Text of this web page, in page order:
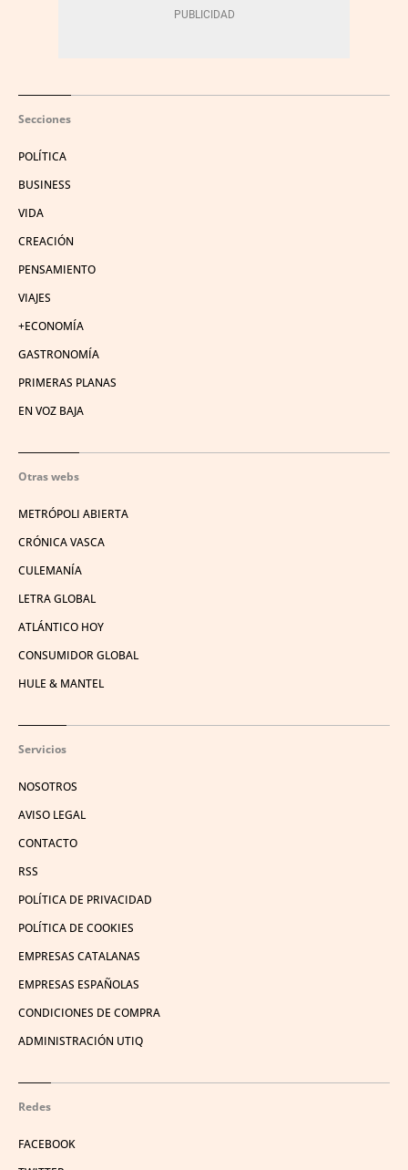
Secciones
POLÍTICA
BUSINESS
VIDA
CREACIÓN
PENSAMIENTO
VIAJES
+ECONOMÍA
GASTRONOMÍA
PRIMERAS PLANAS
EN VOZ BAJA
Otras webs
METRÓPOLI ABIERTA
CRÓNICA VASCA
CULEMANÍA
LETRA GLOBAL
ATLÁNTICO HOY
CONSUMIDOR GLOBAL
HULE & MANTEL
Servicios
NOSOTROS
AVISO LEGAL
CONTACTO
RSS
POLÍTICA DE PRIVACIDAD
POLÍTICA DE COOKIES
EMPRESAS CATALANAS
EMPRESAS ESPAÑOLAS
CONDICIONES DE COMPRA
ADMINISTRACIÓN UTIQ
Redes
FACEBOOK